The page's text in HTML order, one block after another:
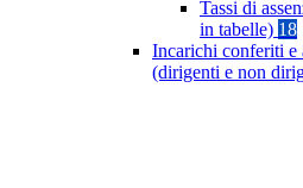
Tassi di
in tabelle) 18
Incarichi conferiti e
(dirigenti e non